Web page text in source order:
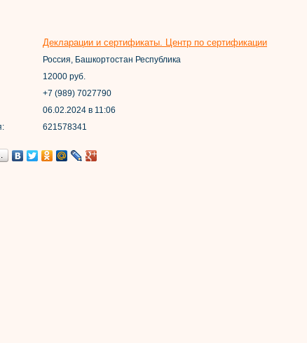
Декларации и сертификаты. Центр по сертификации
Россия, Башкортостан Республика
12000 руб.
+7 (989) 7027790
06.02.2024 в 11:06
621578341